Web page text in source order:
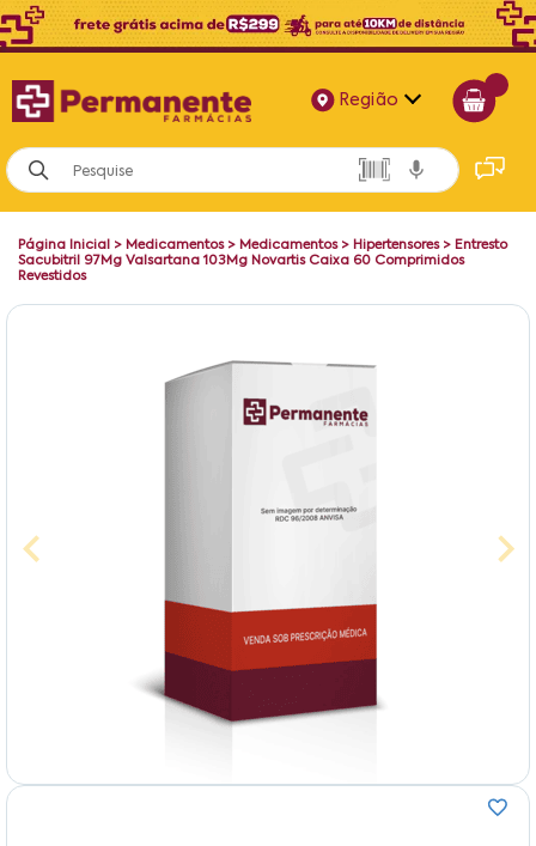
Região
Alagoas
Bahia
Paraíba
Pernambuco
Página Inicial > Medicamentos> Medicamentos> Hipertensores> Entresto
Sacubitril 97Mg Valsartana 103Mg Novartis Caixa 60 Comprimidos
Revestidos